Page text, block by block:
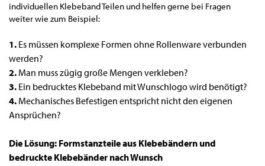
individuellen Klebeband Teilen und helfen gerne bei Fragen
weiter wie zum Beispiel:
1. Es müssen komplexe Formen ohne Rollenware verbunden
werden?
2. Man muss zügig große Mengen verkleben?
3. Ein bedrucktes Klebeband mit Wunschlogo wird benötigt?
4. Mechanisches Befestigen entspricht nicht den eigenen
Ansprüchen?
Die Lösung: Formstanzteile aus Klebebändern und
bedruckte Klebebänder nach Wunsch